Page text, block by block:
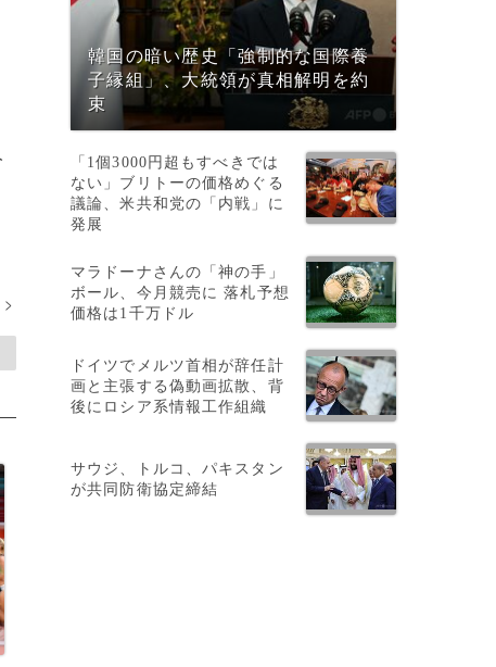
>
韓国の暗い歴史「強制的な国際養
子縁組」、大統領が真相解明を約
束
「1個3000円超もすべきでは
ない」ブリトーの価格めぐる
議論、米共和党の「内戦」に
発展
マラドーナさんの「神の手」
ボール、今月競売に 落札予想
価格は1千万ドル
ドイツでメルツ首相が辞任計
画と主張する偽動画拡散、背
後にロシア系情報工作組織
サウジ、トルコ、パキスタン
が共同防衛協定締結